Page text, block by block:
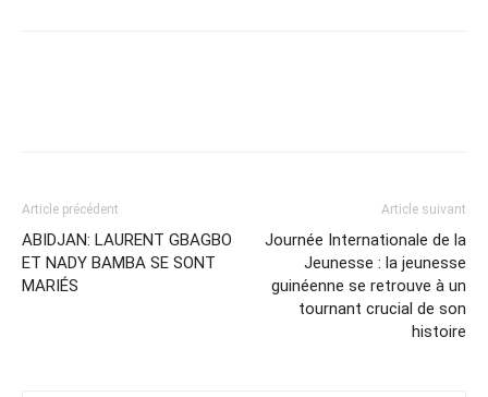
Article précédent
ABIDJAN: LAURENT GBAGBO
ET NADY BAMBA SE SONT
MARIÉS
Article suivant
Journée Internationale de la
Jeunesse : la jeunesse
guinéenne se retrouve à un
tournant crucial de son
histoire